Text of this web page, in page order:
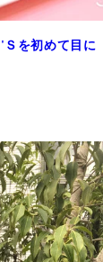
を初めて目に